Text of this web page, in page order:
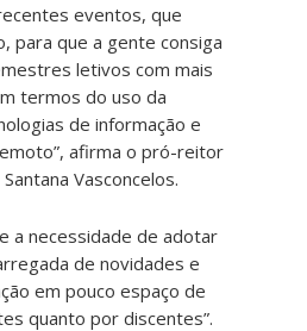
eventos, que
para que a gente consiga
letivos com mais
termos do uso da
de informação e
afirma o pró-reitor
Vasconcelos.
a necessidade de adotar
de novidades e
em pouco espaço de
quanto por discentes”.